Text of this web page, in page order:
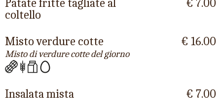
coltello
Misto verdure cotte
Misto di verdure cotte del giorno
€ 16.00
Insalata mista
€ 7.00